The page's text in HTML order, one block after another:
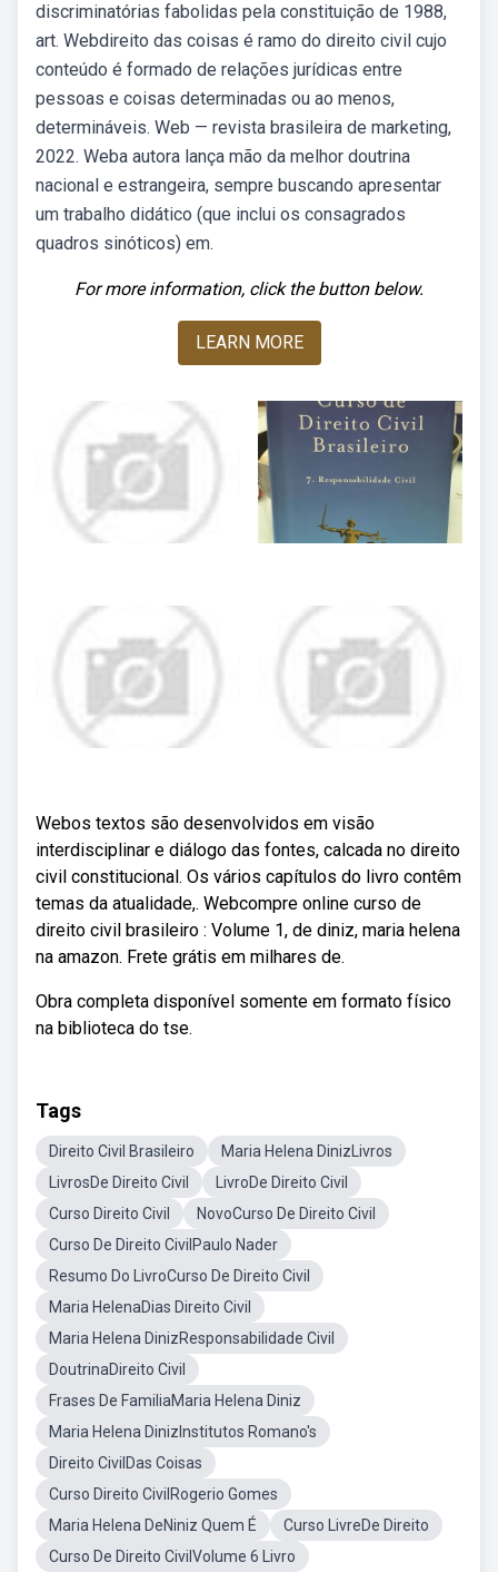
discriminatórias fabolidas pela constituição de 1988,
art. Webdireito das coisas é ramo do direito civil cujo
conteúdo é formado de relações jurídicas entre
pessoas e coisas determinadas ou ao menos,
determináveis. Web — revista brasileira de marketing,
2022. Weba autora lança mão da melhor doutrina
nacional e estrangeira, sempre buscando apresentar
um trabalho didático (que inclui os consagrados
quadros sinóticos) em.
For more information, click the button below.
LEARN MORE
Webos textos são desenvolvidos em visão
interdisciplinar e diálogo das fontes, calcada no direito
civil constitucional. Os vários capítulos do livro contêm
temas da atualidade,. Webcompre online curso de
direito civil brasileiro : Volume 1, de diniz, maria helena
na amazon. Frete grátis em milhares de.
Obra completa disponível somente em formato físico
na biblioteca do tse.
Tags
Direito Civil Brasileiro
Maria Helena DinizLivros
LivrosDe Direito Civil
LivroDe Direito Civil
Curso Direito Civil
NovoCurso De Direito Civil
Curso De Direito CivilPaulo Nader
Resumo Do LivroCurso De Direito Civil
Maria HelenaDias Direito Civil
Maria Helena DinizResponsabilidade Civil
DoutrinaDireito Civil
Frases De FamiliaMaria Helena Diniz
Maria Helena DinizInstitutos Romano's
Direito CivilDas Coisas
Curso Direito CivilRogerio Gomes
Maria Helena DeNiniz Quem É
Curso LivreDe Direito
Curso De Direito CivilVolume 6 Livro